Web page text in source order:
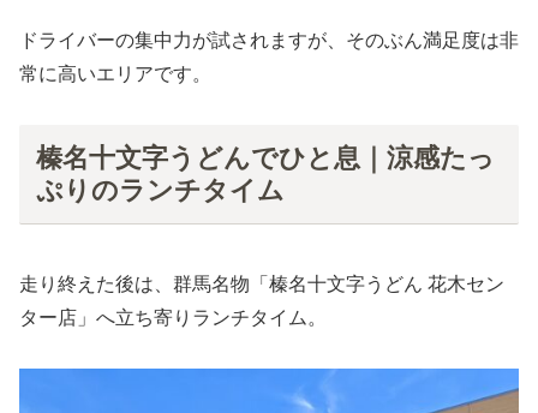
ドライバーの集中力が試されますが、そのぶん満足度は非
常に高いエリアです。
榛名十文字うどんでひと息｜涼感たっ
ぷりのランチタイム
走り終えた後は、群馬名物「榛名十文字うどん 花木セン
ター店」へ立ち寄りランチタイム。